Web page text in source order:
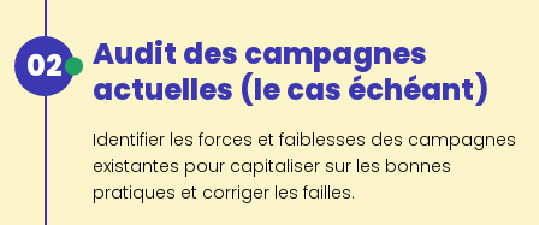
02
Audit des campagnes
actuelles (le cas échéant)
Identifier les forces et faiblesses des campagnes
existantes pour capitaliser sur les bonnes
pratiques et corriger les failles.